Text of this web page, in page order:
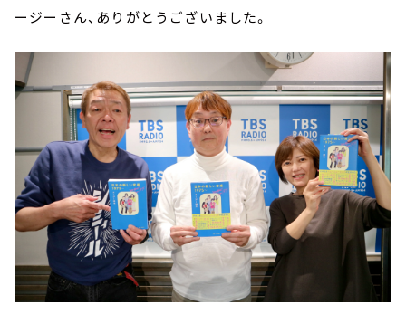
ージーさん、ありがとうございました。